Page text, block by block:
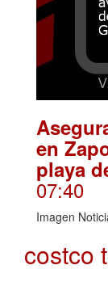
en
playa
07:40
Imagen
costco